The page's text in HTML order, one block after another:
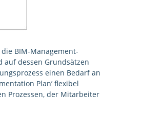
BIM-Management-
auf dessen Grundsätzen
einen Bedarf an
Plan’ flexibel
Prozessen, der Mitarbeiter